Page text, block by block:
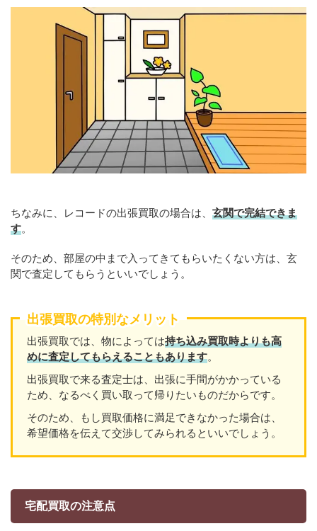
ちなみに、レコードの出張買取の場合は、 玄関で完結できま
す。
そのため、部屋の中まで入ってきてもらいたくない方は、玄
関で査定してもらうといいでしょう。
出張買取の特別なメリット
出張買取では、物によっては持ち込み買取時よりも高
めに査定してもらえることもあります。
出張買取で来る査定士は、出張に手間がかかっている
ため、なるべく買い取って帰りたいものだからです。
そのため、もし買取価格に満足できなかった場合は、
希望価格を伝えて交渉してみられるといいでしょう。
宅配買取の注意点